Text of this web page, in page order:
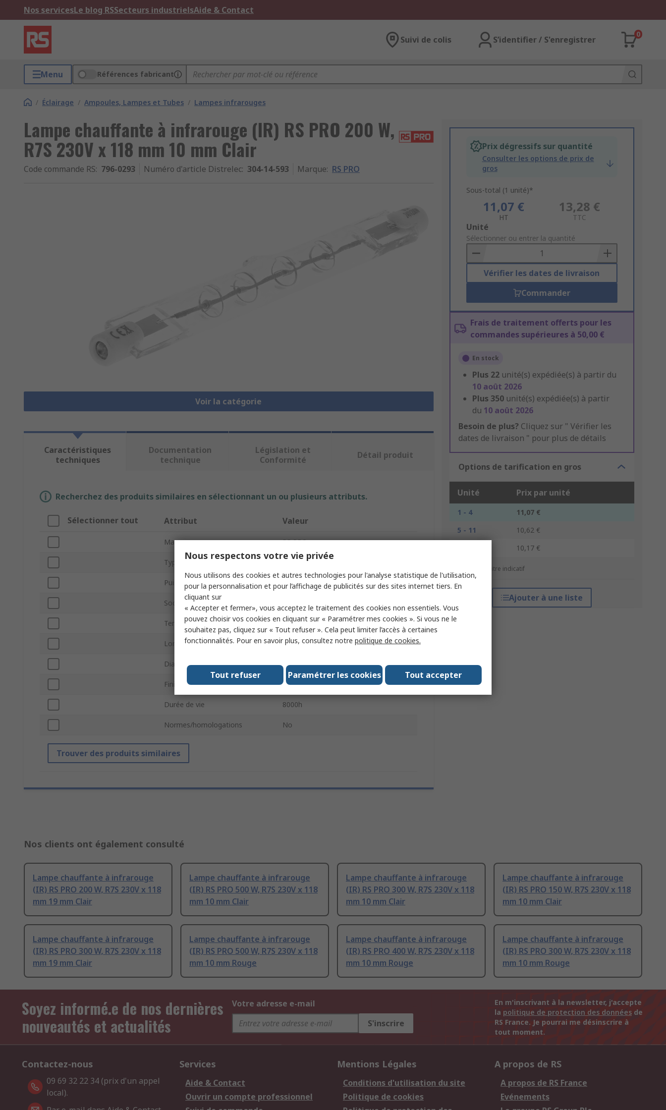
Nos servicesLe blog RSSecteurs industrielsAide & Contact
Suivi de colis S’identifier / S'enregistrer
0
Menu Références fabricant
/ Éclairage / Ampoules, Lampes et Tubes / Lampes infrarouges
Lampe chauffante à infrarouge (IR) RS PRO 200 W,
R7S 230V x 118 mm 10 mm Clair
Code commande RS: 796-0293 Numéro d'article Distrelec: 304-14-593 Marque: RS PRO
Voir la catégorie
Prix dégressifs sur quantité
Consulter les options de prix de
gros
Sous-total (1 unité)*
11,07 €
HT
13,28 €
TTC
Add
to
Basket
Unité
Sélectionner ou entrer la quantité
Vérifier les dates de livraison
Commander
Frais de traitement offerts pour les
commandes supérieures à 50,00 €
En stock
Plus 22 unité(s) expédiée(s) à partir du
10 août 2026
Plus 350 unité(s) expédiée(s) à partir
du 10 août 2026
Besoin de plus? Cliquez sur " Vérifier les
dates de livraison " pour plus de détails
Options de tarification en gros
Unité Prix par unité
1 - 4
11,07 €
5 - 11
10,62 €
10,17 €
*Prix donné à titre indicatif
Ajouter à une liste
Caractéristiques
techniques
Documentation
technique
Législation et
Conformité
Détail produit
Recherchez des produits similaires en sélectionnant un ou plusieurs attributs.
Sélectionner tout Attribut Valeur
Marque RS PRO
Type de produit Lampe chauffante à infrarouge (IR)
Puissance 200W
Socle/fiche femelle de lampe
Tension 230V
Longueur 118mm
Diamètre 10mm
Finition de la lampe Clair
Durée de vie 8000h
Normes/homologations No
Trouver des produits similaires
Nos clients ont également consulté
Lampe chauffante à infrarouge
(IR) RS PRO 200 W, R7S 230V x 118
mm 19 mm Clair
Lampe chauffante à infrarouge
(IR) RS PRO 500 W, R7S 230V x 118
mm 10 mm Clair
Lampe chauffante à infrarouge
(IR) RS PRO 300 W, R7S 230V x 118
mm 10 mm Clair
Lampe chauffante à infrarouge
(IR) RS PRO 150 W, R7S 230V x 118
mm 10 mm Clair
Lampe chauffante à infrarouge
(IR) RS PRO 300 W, R7S 230V x 118
mm 19 mm Clair
Lampe chauffante à infrarouge
(IR) RS PRO 500 W, R7S 230V x 118
mm 10 mm Rouge
Lampe chauffante à infrarouge
(IR) RS PRO 400 W, R7S 230V x 118
mm 10 mm Rouge
Lampe chauffante à infrarouge
(IR) RS PRO 300 W, R7S 230V x 118
mm 10 mm Rouge
Soyez informé.e de nos dernières
nouveautés et actualités
Votre adresse e-mail
S'inscrire
En m'inscrivant à la newsletter, j'accepte
la politique de protection des données de
RS France. Je pourrai me désinscrire à
tout moment.
Contactez-nous
09 69 32 22 34 (prix d'un appel
local).
Services
Aide & Contact
Ouvrir un compte professionnel
Mentions Légales
Conditions d'utilisation du site
Politique de cookies
A propos de RS
A propos de RS France
Evénements
Nous respectons votre vie privée
Nous utilisons des cookies et autres technologies pour l'analyse statistique de l'utilisation,
pour la personnalisation et pour l’affichage de publicités sur des sites internet tiers. En
cliquant sur
« Accepter et fermer», vous acceptez le traitement des cookies non essentiels. Vous
pouvez choisir vos cookies en cliquant sur « Paramétrer mes cookies ». Si vous ne le
souhaitez pas, cliquez sur « Tout refuser ». Cela peut limiter l’accès à certaines
fonctionnalités. Pour en savoir plus, consultez notre politique de cookies.
Tout accepter
Paramétrer les cookies
Tout refuser